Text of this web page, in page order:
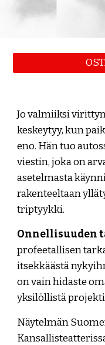
Jo valmiiksi
keskeytyy, kun
eno. Hän tuo
viestin, joka on
asetelmasta
rakenteeltaan
triptyykki.
Onnellisuuden
profeetallisen
itsekkäästä
on vain hidaste
yksilöllistä
Näytelmän